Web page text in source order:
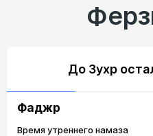
До Зухр
Фаджр
Время утреннего намаза